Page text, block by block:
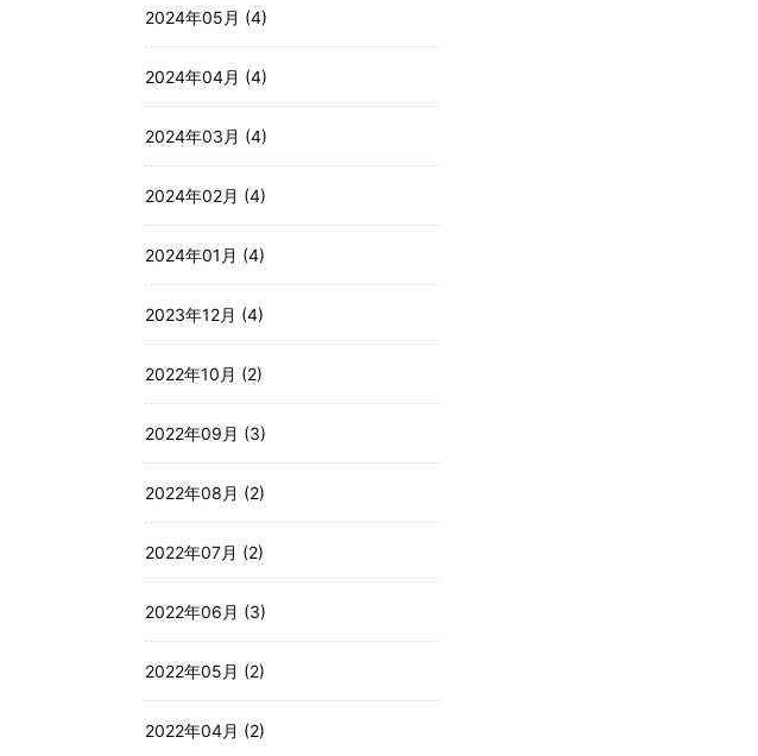
2024年05月 (4)
2024年04月 (4)
2024年03月 (4)
2024年02月 (4)
2024年01月 (4)
2023年12月 (4)
2022年10月 (2)
2022年09月 (3)
2022年08月 (2)
2022年07月 (2)
2022年06月 (3)
2022年05月 (2)
2022年04月 (2)